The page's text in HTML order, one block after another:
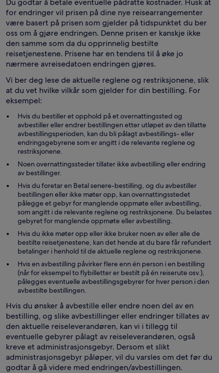
Du godtar å betale eventuelle pådratte kostnader. Husk at
for endringer vil prisen på dine nye reisearrangementer
være basert på prisen som gjelder på tidspunktet du ber
oss om å gjøre endringen. Denne prisen er kanskje ikke
den samme som da du opprinnelig bestilte
reisetjenestene. Prisene har en tendens til å øke jo
nærmere avreisedatoen endringen gjøres.
Vi ber deg lese de aktuelle reglene og restriksjonene, slik
at du vet hvilke vilkår som gjelder for din bestilling. For
eksempel:
Hvis du bestiller et opphold på et overnattingssted og
avbestiller eller endrer bestillingen etter utløpet av den tillatte
avbestillingsperioden, kan du bli pålagt avbestillings- eller
endringsgebyrene som er angitt i de relevante reglene og
restriksjonene.
Noen overnattingssteder tillater ikke avbestilling eller endring
av bestillinger.
Hvis du foretar en Betal senere-bestilling, og du avbestiller
bestillingen eller ikke møter opp, kan overnattingsstedet
pålegge et gebyr for manglende oppmøte eller avbestilling,
som angitt i de relevante reglene og restriksjonene. Du belastes
gebyret for manglende oppmøte eller avbestilling.
Hvis du ikke møter opp eller ikke bruker noen av eller alle de
bestilte reisetjenestene, kan det hende at du bare får refundert
betalinger i henhold til de aktuelle reglene og restriksjonene.
Hvis en avbestilling påvirker flere enn én person i en bestilling
(når for eksempel to flybilletter er bestilt på én reiserute osv.),
pålegges eventuelle avbestillingsgebyrer for hver person i den
avbestilte bestillingen.
Hvis du ønsker å avbestille eller endre noen del av en
bestilling, og slike avbestillinger eller endringer tillates av
den aktuelle reiseleverandøren, kan vi i tillegg til
eventuelle gebyrer pålagt av reiseleverandøren, også
kreve et administrasjonsgebyr. Dersom et slikt
administrasjonsgebyr påløper, vil du varsles om det før du
godtar å gå videre med endringen/avbestillingen.